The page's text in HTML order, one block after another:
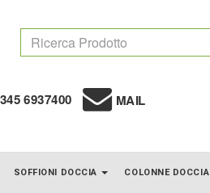
6937400 MAIL
SOFFIONI DOCCIA COLONNE DOCCIA